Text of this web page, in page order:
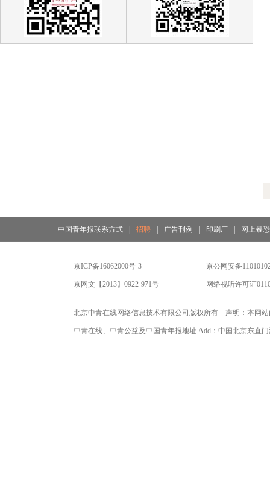
中国青年报联系方式 招聘 广告刊例 印刷厂 网上暴
京ICP备16062000号-3
京网文【2013】0922-971号
京公网安备
网络视听许可证
北京中青在线网络信息技术有限公司版权所有 声明：本网
中青在线、中青公益及中国青年报地址 Add：中国北京东直门